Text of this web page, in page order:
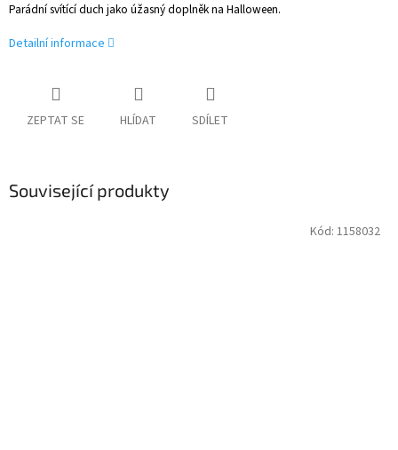
Parádní svítící duch jako úžasný doplněk na Halloween.
Detailní informace
ZEPTAT SE HLÍDAT SDÍLET
Související produkty
Kód: 1158032